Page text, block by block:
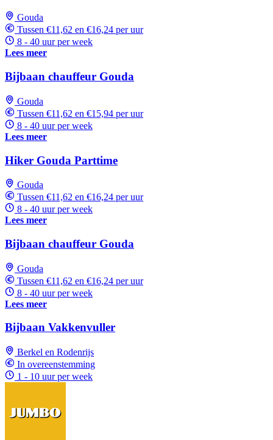
Gouda
Tussen €11,62 en €16,24 per uur
8 - 40 uur per week
Lees meer
Bijbaan chauffeur Gouda
Gouda
Tussen €11,62 en €15,94 per uur
8 - 40 uur per week
Lees meer
Hiker Gouda Parttime
Gouda
Tussen €11,62 en €16,24 per uur
8 - 40 uur per week
Lees meer
Bijbaan chauffeur Gouda
Gouda
Tussen €11,62 en €16,24 per uur
8 - 40 uur per week
Lees meer
Bijbaan Vakkenvuller
Berkel en Rodenrijs
In overeenstemming
1 - 10 uur per week